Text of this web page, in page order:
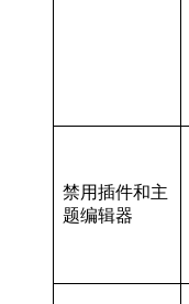
禁用插件和主
题编辑器